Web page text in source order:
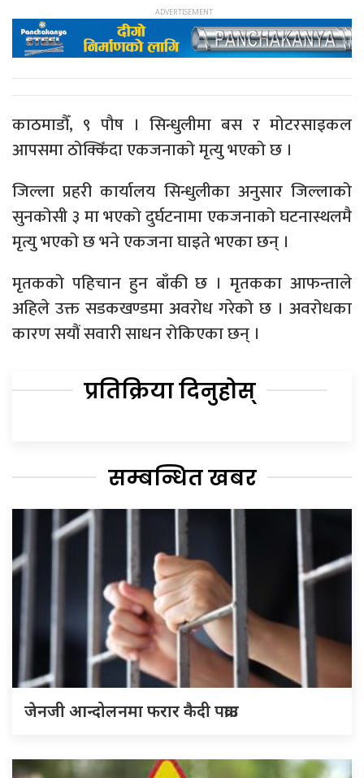
काठमाडौँ, ९ पौष । सिन्धुलीमा बस र मोटरसाइकल
आपसमा ठोक्किँदा एकजनाको मृत्यु भएको छ ।
जिल्ला प्रहरी कार्यालय सिन्धुलीका अनुसार जिल्लाको
सुनकोसी ३ मा भएको दुर्घटनामा एकजनाको घटनास्थलमै
मृत्यु भएको छ भने एकजना घाइते भएका छन् ।
मृतकको पहिचान हुन बाँकी छ । मृतकका आफन्ताले
अहिले उक्त सडकखण्डमा अवरोध गरेको छ । अवरोधका
कारण सयौं सवारी साधन रोकिएका छन् ।
प्रतिक्रिया दिनुहोस्
सम्बन्धित खबर
जेनजी आन्दोलनमा फरार कैदी पक्राउ